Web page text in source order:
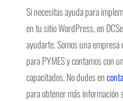
Si necesitas ayuda para
en tu sitio WordPress, en
ayudarte. Somos una
para PYMES y contamos con
capacitados. No dudes en
para obtener más información